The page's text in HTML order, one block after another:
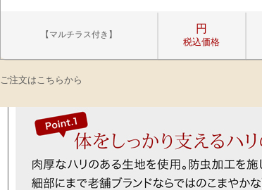
【マルチラス付き】 円
税込価格
ご注文はこちらから